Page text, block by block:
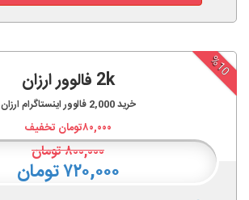
%10
2k فالوور ارزان
خرید2,000 فالوور اینستاگرام ارزان
۸۰,۰۰۰تومان تخفیف
۸۰۰,۰۰۰تومان
۷۲۰,۰۰۰ تومان